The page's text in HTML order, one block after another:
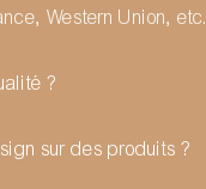
Western Union, etc.
?
sur des produits ?